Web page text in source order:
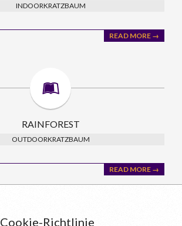
INDOORKRATZBAUM
READ MORE →
RAINFOREST
OUTDOORKRATZBAUM
READ MORE →
Cookie-Richtlinie